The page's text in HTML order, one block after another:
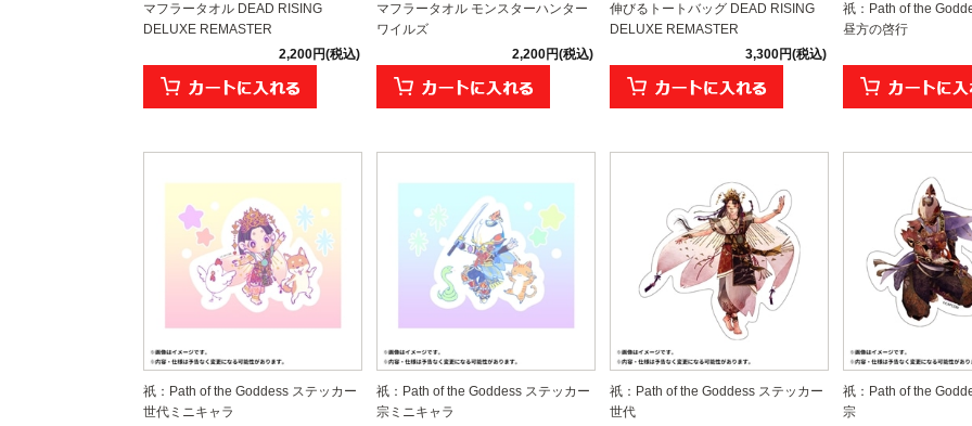
マフラータオル DEAD RISING
DELUXE REMASTER
2,200円(税込)
マフラータオル モンスターハンター
ワイルズ
2,200円(税込)
伸びるトートバッグ DEAD RISING
DELUXE REMASTER
3,300円(税込)
祇：Path of the
昼方の啓行
祇：Path of the Goddess ステッカー
世代ミニキャラ
祇：Path of the Goddess ステッカー
宗ミニキャラ
祇：Path of the Goddess ステッカー
世代
祇：Path of the
宗